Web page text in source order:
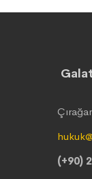
(+90)